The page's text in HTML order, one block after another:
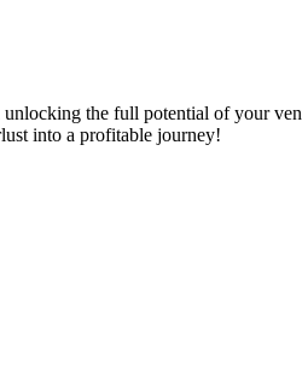
the full potential of your
into a profitable journey!